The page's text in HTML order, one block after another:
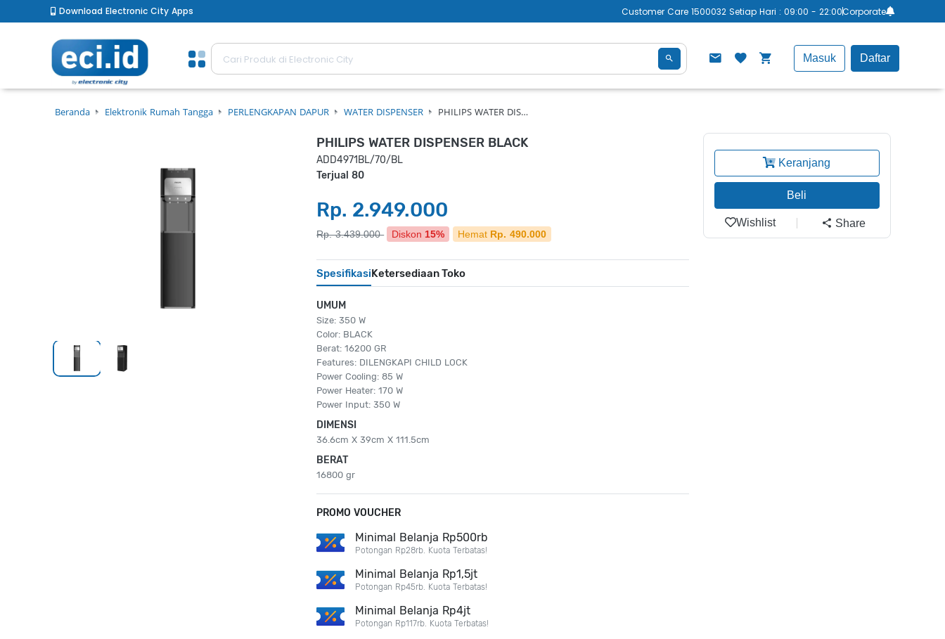
Download Electronic City Apps Customer Care 1500032 Setiap Hari : 09:00 - 22:00Corporate
Masuk Daftar
Beranda Elektronik Rumah Tangga PERLENGKAPAN DAPUR WATER DISPENSER PHILIPS WATER DIS…
PHILIPS WATER DISPENSER BLACK
ADD4971BL/70/BL
Terjual 80
Rp. 2.949.000
Rp. 3.439.000 Diskon 15% Hemat Rp. 490.000
SpesifikasiKetersediaan Toko
UMUM
Size: 350 W
Color: BLACK
Berat: 16200 GR
Features: DILENGKAPI CHILD LOCK
Power Cooling: 85 W
Power Heater: 170 W
Power Input: 350 W
DIMENSI
36.6cm X 39cm X 111.5cm
BERAT
16800 gr
PROMO VOUCHER
Minimal Belanja Rp500rb
Potongan Rp28rb. Kuota Terbatas!
Minimal Belanja Rp1,5jt
Potongan Rp45rb. Kuota Terbatas!
Minimal Belanja Rp4jt
Potongan Rp117rb. Kuota Terbatas!
Keranjang
Beli
Wishlist Share